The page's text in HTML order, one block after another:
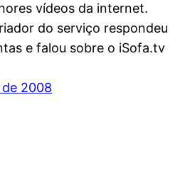
vídeos da internet.
do serviço respondeu
e falou sobre o iSofa.tv
2008